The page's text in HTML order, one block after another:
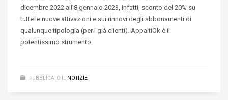
dicembre 2022 all’8 gennaio 2023, infatti, sconto del 20% su
tutte le nuove attivazioni e sui rinnovi degli abbonamenti di
qualunque tipologia (per i già clienti). AppaltiOk è il
potentissimo strumento
PUBBLICATO IL NOTIZIE